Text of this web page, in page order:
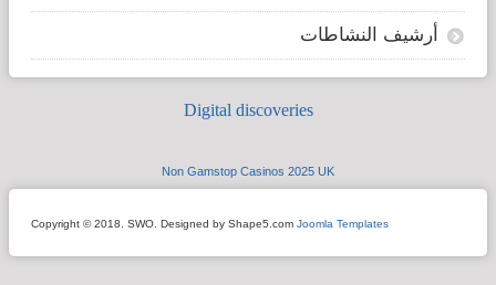
أرشيف النشاطات
Digital discoveries
Non Gamstop Casinos 2025 UK
Copyright © 2018. SWO. Designed by Shape5.com Joomla Templates